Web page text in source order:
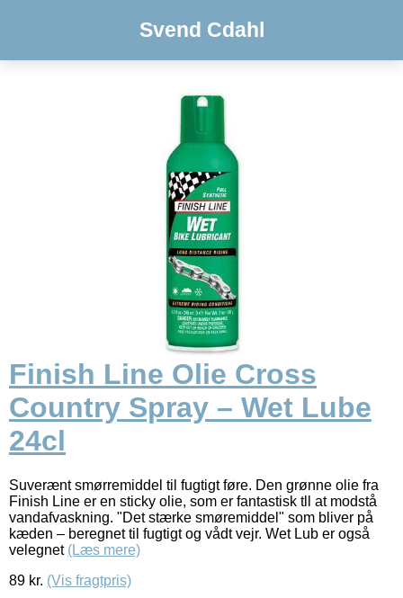
Svend Cdahl
Finish Line Olie Cross
Country Spray – Wet Lube
24cl
Suverænt smørremiddel til fugtigt føre. Den grønne olie fra
Finish Line er en sticky olie, som er fantastisk tll at modstå
vandafvaskning. "Det stærke smøremiddel" som bliver på
kæden – beregnet til fugtigt og vådt vejr. Wet Lub er også
velegnet (Læs mere)
89 kr. (Vis fragtpris)